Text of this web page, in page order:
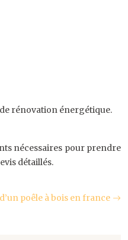
rénovation énergétique.
nécessaires pour prendre
détaillés.
poêle à bois en france